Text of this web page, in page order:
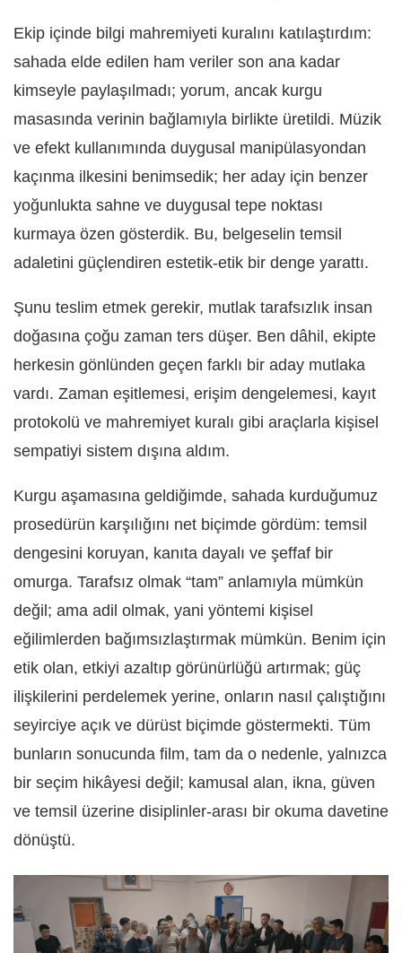
Ekip içinde bilgi mahremiyeti kuralını katılaştırdım:
sahada elde edilen ham veriler son ana kadar
kimseyle paylaşılmadı; yorum, ancak kurgu
masasında verinin bağlamıyla birlikte üretildi. Müzik
ve efekt kullanımında duygusal manipülasyondan
kaçınma ilkesini benimsedik; her aday için benzer
yoğunlukta sahne ve duygusal tepe noktası
kurmaya özen gösterdik. Bu, belgeselin temsil
adaletini güçlendiren estetik‑etik bir denge yarattı.
Şunu teslim etmek gerekir, mutlak tarafsızlık insan
doğasına çoğu zaman ters düşer. Ben dâhil, ekipte
herkesin gönlünden geçen farklı bir aday mutlaka
vardı. Zaman eşitlemesi, erişim dengelemesi, kayıt
protokolü ve mahremiyet kuralı gibi araçlarla kişisel
sempatiyi sistem dışına aldım.
Kurgu aşamasına geldiğimde, sahada kurduğumuz
prosedürün karşılığını net biçimde gördüm: temsil
dengesini koruyan, kanıta dayalı ve şeffaf bir
omurga. Tarafsız olmak “tam” anlamıyla mümkün
değil; ama adil olmak, yani yöntemi kişisel
eğilimlerden bağımsızlaştırmak mümkün. Benim için
etik olan, etkiyi azaltıp görünürlüğü artırmak; güç
ilişkilerini perdelemek yerine, onların nasıl çalıştığını
seyirciye açık ve dürüst biçimde göstermekti. Tüm
bunların sonucunda film, tam da o nedenle, yalnızca
bir seçim hikâyesi değil; kamusal alan, ikna, güven
ve temsil üzerine disiplinler‑arası bir okuma davetine
dönüştü.